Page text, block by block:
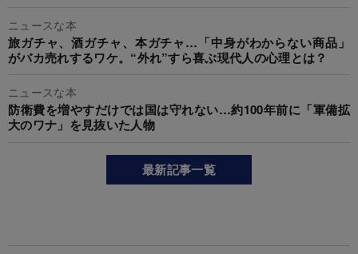
ニュースな本
旅ガチャ、酒ガチャ、本ガチャ…「中身がわからない商品」
がバカ売れするワケ。“外れ”すら喜ぶ現代人の心理とは？
ニュースな本
防衛費を増やすだけでは国は守れない…約100年前に「軍備拡
大のワナ」を見抜いた人物
最新記事一覧